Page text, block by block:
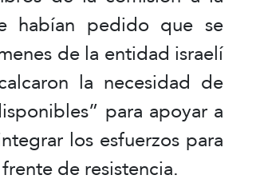
habían pedido que se
de la entidad israelí
la necesidad de
para apoyar a
los esfuerzos para
de resistencia.